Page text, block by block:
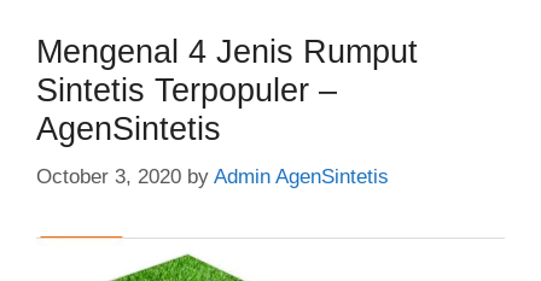
Mengenal 4 Jenis Rumput
Sintetis Terpopuler –
AgenSintetis
October 3, 2020 by Admin AgenSintetis